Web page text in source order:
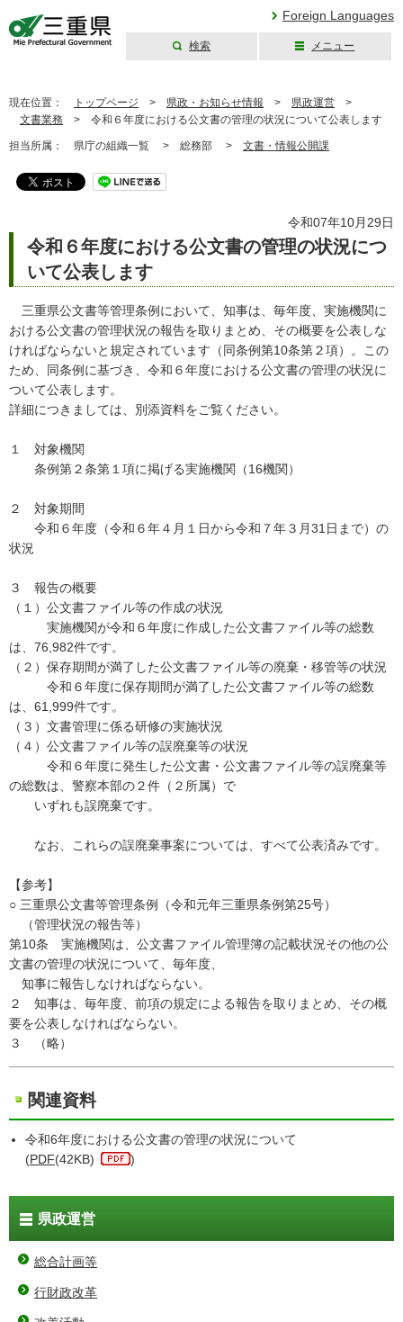
Foreign Languages
検索 メニュー
現在位置： トップページ > 県政・お知らせ情報 > 県政運営 >
文書業務 > 令和６年度における公文書の管理の状況について公表します
担当所属： 県庁の組織一覧 > 総務部 > 文書・情報公開課
令和07年10月29日
令和６年度における公文書の管理の状況につ
いて公表します
三重県公文書等管理条例において、知事は、毎年度、実施機関に
おける公文書の管理状況の報告を取りまとめ、その概要を公表しな
ければならないと規定されています（同条例第10条第２項）。この
ため、同条例に基づき、令和６年度における公文書の管理の状況に
ついて公表します。
詳細につきましては、別添資料をご覧ください。
１ 対象機関
条例第２条第１項に掲げる実施機関（16機関）
２ 対象期間
令和６年度（令和６年４月１日から令和７年３月31日まで）の
状況
３ 報告の概要
（１）公文書ファイル等の作成の状況
実施機関が令和６年度に作成した公文書ファイル等の総数
は、76,982件です。
（２）保存期間が満了した公文書ファイル等の廃棄・移管等の状況
令和６年度に保存期間が満了した公文書ファイル等の総数
は、61,999件です。
（３）文書管理に係る研修の実施状況
（４）公文書ファイル等の誤廃棄等の状況
令和６年度に発生した公文書・公文書ファイル等の誤廃棄等
の総数は、警察本部の２件（２所属）で
いずれも誤廃棄です。
なお、これらの誤廃棄事案については、すべて公表済みです。
【参考】
○ 三重県公文書等管理条例（令和元年三重県条例第25号）
（管理状況の報告等）
第10条 実施機関は、公文書ファイル管理簿の記載状況その他の公
文書の管理の状況について、毎年度、
知事に報告しなければならない。
２ 知事は、毎年度、前項の規定による報告を取りまとめ、その概
要を公表しなければならない。
３ （略）
関連資料
令和6年度における公文書の管理の状況について
(PDF(42KB) )
県政運営
総合計画等
行財政改革